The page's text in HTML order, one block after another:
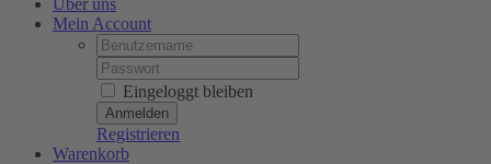
Über uns
Mein Account
Username:
Password:
Eingeloggt bleiben
Registrieren
Warenkorb